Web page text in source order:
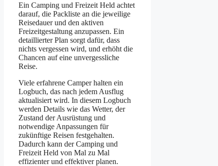
Ein Camping und Freizeit Held achtet
darauf, die Packliste an die jeweilige
Reisedauer und den aktiven
Freizeitgestaltung anzupassen. Ein
detaillierter Plan sorgt dafür, dass
nichts vergessen wird, und erhöht die
Chancen auf eine unvergessliche
Reise.
Viele erfahrene Camper halten ein
Logbuch, das nach jedem Ausflug
aktualisiert wird. In diesem Logbuch
werden Details wie das Wetter, der
Zustand der Ausrüstung und
notwendige Anpassungen für
zukünftige Reisen festgehalten.
Dadurch kann der Camping und
Freizeit Held von Mal zu Mal
effizienter und effektiver planen.